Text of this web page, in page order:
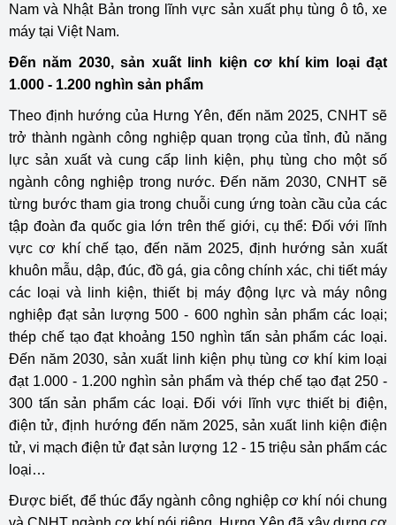
Nam và Nhật Bản trong lĩnh vực sản xuất phụ tùng ô tô, xe
máy tại Việt Nam.
Đến năm 2030, sản xuất linh kiện cơ khí kim loại đạt
1.000 - 1.200 nghìn sản phẩm
Theo định hướng của Hưng Yên, đến năm 2025, CNHT sẽ
trở thành ngành công nghiệp quan trọng của tỉnh, đủ năng
lực sản xuất và cung cấp linh kiện, phụ tùng cho một số
ngành công nghiệp trong nước. Đến năm 2030, CNHT sẽ
từng bước tham gia trong chuỗi cung ứng toàn cầu của các
tập đoàn đa quốc gia lớn trên thế giới, cụ thể: Đối với lĩnh
vực cơ khí chế tạo, đến năm 2025, định hướng sản xuất
khuôn mẫu, dập, đúc, đồ gá, gia công chính xác, chi tiết máy
các loại và linh kiện, thiết bị máy động lực và máy nông
nghiệp đạt sản lượng 500 - 600 nghìn sản phẩm các loại;
thép chế tạo đạt khoảng 150 nghìn tấn sản phẩm các loại.
Đến năm 2030, sản xuất linh kiện phụ tùng cơ khí kim loại
đạt 1.000 - 1.200 nghìn sản phẩm và thép chế tạo đạt 250 -
300 tấn sản phẩm các loại. Đối với lĩnh vực thiết bị điện,
điện tử, định hướng đến năm 2025, sản xuất linh kiện điện
tử, vi mạch điện tử đạt sản lượng 12 - 15 triệu sản phẩm các
loại…
Được biết, để thúc đẩy ngành công nghiệp cơ khí nói chung